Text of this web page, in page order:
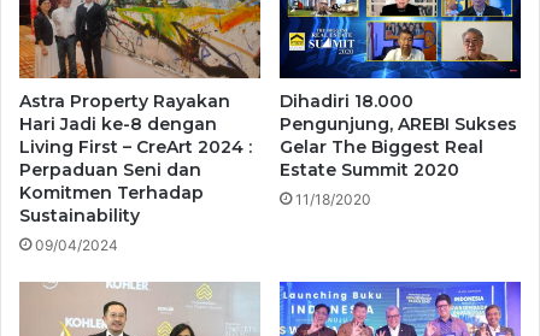
Astra Property Rayakan
Hari Jadi ke-8 dengan
Living First – CreArt 2024 :
Perpaduan Seni dan
Komitmen Terhadap
Sustainability
09/04/2024
Dihadiri 18.000
Pengunjung, AREBI Sukses
Gelar The Biggest Real
Estate Summit 2020
11/18/2020